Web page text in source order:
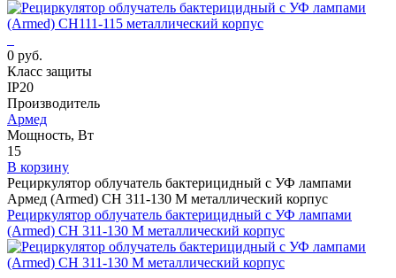
0 руб.
Класс защиты
IP20
Производитель
Армед
Мощность, Вт
15
В корзину
Рециркулятор облучатель бактерицидный с УФ лампами
Армед (Armed) СH 311-130 М металлический корпус
Рециркулятор облучатель бактерицидный с УФ лампами
(Armed) СH 311-130 М металлический корпус